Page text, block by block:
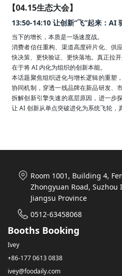
【04.15生态大会】
13:50-14:10 让创新“飞”起来：AI
当下的增长，本质是一场速度战。
消费者信任重构、渠道高度碎片化、供
快决策、更快验证、更快落地。真正拉
在于将 AI 内化为组织的创新本能。
本话题聚焦组织进化与增长逻辑的重塑
协同机制，穿透一线品牌在新品研发、
拆解创新引擎失速的底层原因，进一步
让 AI 创新从单点突破进化为系统飞轮，
Room 1001, Building 4,
Zhongyuan Road, Suzhou
Jiangsu Province
0512-63458068
Booths Booking
Ivey
+86-177 0613 0838
ivey@foodaily.com